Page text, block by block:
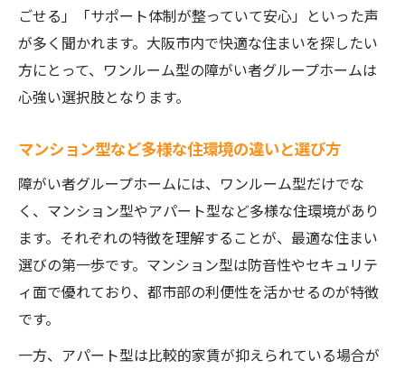
ごせる」「サポート体制が整っていて安心」といった声
が多く聞かれます。大阪市内で快適な住まいを探したい
方にとって、ワンルーム型の障がい者グループホームは
心強い選択肢となります。
マンション型など多様な住環境の違いと選び方
障がい者グループホームには、ワンルーム型だけでな
く、マンション型やアパート型など多様な住環境があり
ます。それぞれの特徴を理解することが、最適な住まい
選びの第一歩です。マンション型は防音性やセキュリテ
ィ面で優れており、都市部の利便性を活かせるのが特徴
です。
一方、アパート型は比較的家賃が抑えられている場合が